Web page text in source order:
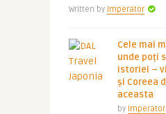
Written by Imperator
Cele mai
unde poți
istoriei –
și Coreea
aceasta
by Imperator